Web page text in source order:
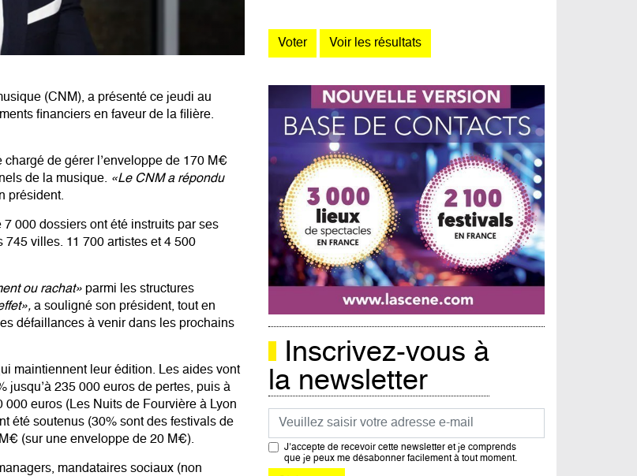
(CNM), a présenté ce jeudi au
financiers en faveur de la filière.
chargé de gérer l’enveloppe de 170 M€
de la musique. «Le CNM a répondu
président.
000 dossiers ont été instruits par ses
villes. 11 700 artistes et 4 500
ou rachat» parmi les structures
a souligné son président, tout en
défaillances à venir dans les prochains
maintiennent leur édition. Les aides vont
jusqu’à 235 000 euros de pertes, puis à
euros (Les Nuits de Fourvière à Lyon
été soutenus (30% sont des festivals de
(sur une enveloppe de 20 M€).
mandataires sociaux (non
Inscrivez-vous à
la newsletter
Courriel
J’accepte de recevoir cette newsletter et je comprends
que je peux me désabonner facilement à tout moment.